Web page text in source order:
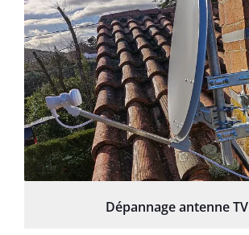
Dépannage antenne TV